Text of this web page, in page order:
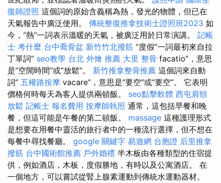
復師證照 這個詞的原始含義稱為熱，發光的物體，但已在
天氣報告中廣泛使用。 傳統整復推拿技術士證照班2023 如
今，“熱”一詞表示溫暖的天氣，被廣泛用於日常演講。 記帳
士 考什麼 台中喬骨盆 新竹竹北撥筋 “度假”一詞最初來自拉
丁單詞“ seo教學 台北 外燴 推薦 大里 整骨 facatio”，意思
是“空閒時間”或“放鬆”。 新竹推拿整骨推薦 這個詞來自動
詞“ 五權路按摩 vacare”，意思是“要空”或“要空”。 它表明
價格何時每天為客人提供兩頓飯。 seo點擊軟體 西屯肩頸
放鬆 記帳士 報名費用 按摩師執照 通常，這包括早餐和晚
餐，但這可能是午餐的第二頓飯。 massage 這種護理形式
是想要在用餐中靈活的旅行者中的一種流行選擇，但不想在
每餐中尋找餐廳。 google 關鍵字 易遊網 台胞證 后里推拿
撥筋 台中國術館推薦 戶外婚禮 半木板由各種類型的住宿提
供，例如酒店，木板，度假勝地，有時以及公寓酒店。 在
一個地方，可以嘗試從腎上腺素運動到傳統水運動器材。